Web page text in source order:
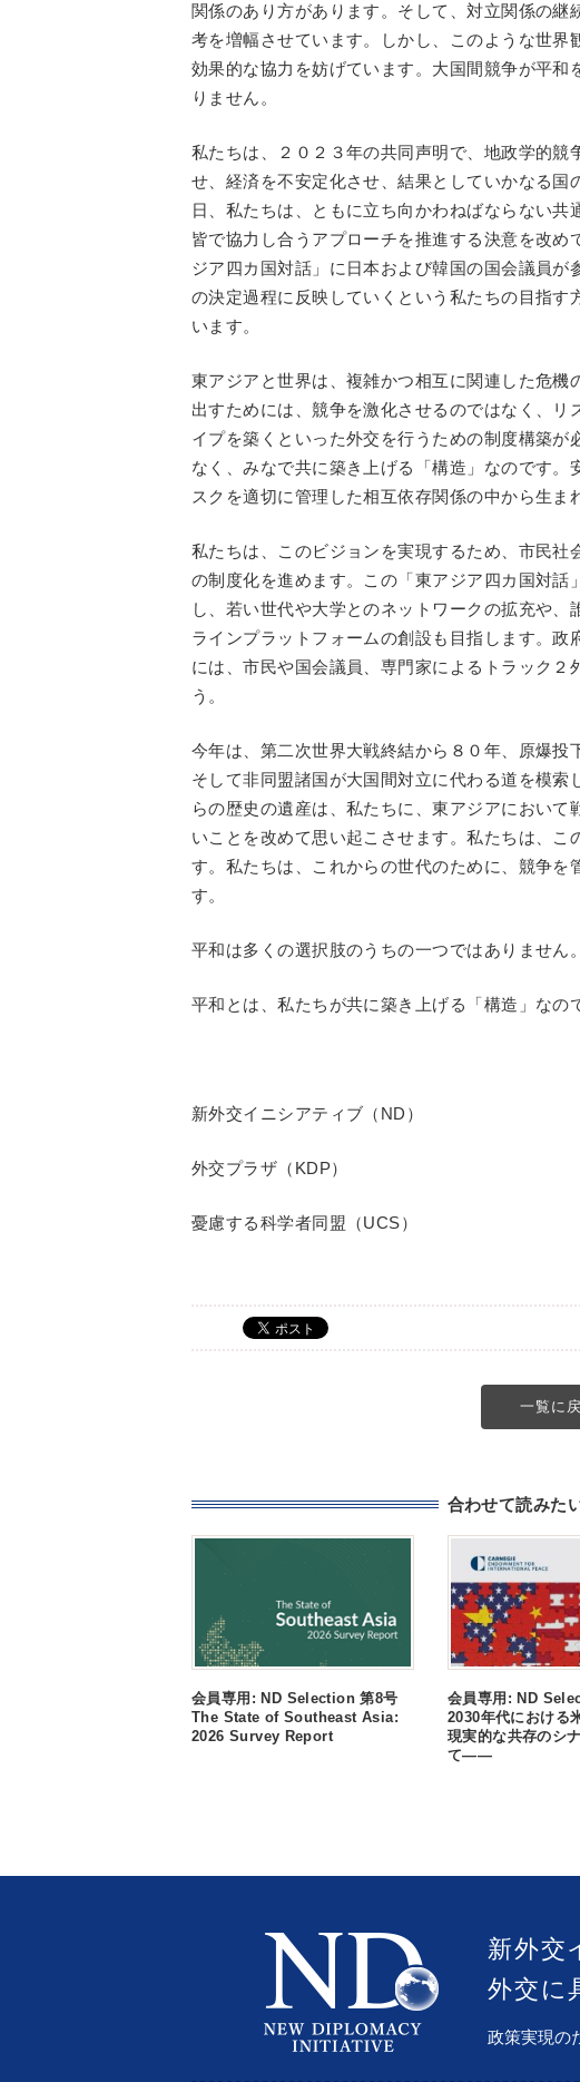
関係のあり方があります。そして、対立関係の
考を増幅させています。しかし、このような世
効果的な協力を妨げています。大国間競争が平
りません。
私たちは、２０２３年の共同声明で、地政学的競
せ、経済を不安定化させ、結果としていかなる国
日、私たちは、ともに立ち向かわねばならない
皆で協力し合うアプローチを推進する決意を改
ジア四カ国対話」に日本および韓国の国会議員
の決定過程に反映していくという私たちの目指す
います。
東アジアと世界は、複雑かつ相互に関連した危
出すためには、競争を激化させるのではなく、
イプを築くといった外交を行うための制度構築
なく、みなで共に築き上げる「構造」なのです。
スクを適切に管理した相互依存関係の中から生ま
私たちは、このビジョンを実現するため、市民社
の制度化を進めます。この「東アジア四カ国対
し、若い世代や大学とのネットワークの拡充や
ラインプラットフォームの創設も目指します。政
には、市民や国会議員、専門家によるトラック２
う。
今年は、第二次世界大戦終結から８０年、原爆投
そして非同盟諸国が大国間対立に代わる道を模
らの歴史の遺産は、私たちに、東アジアにおい
いことを改めて思い起こさせます。私たちは、こ
す。私たちは、これからの世代のために、競争を
す。
平和は多くの選択肢のうちの一つではありません。
平和とは、私たちが共に築き上げる「構造」なの
新外交イニシアティブ（ND）
外交プラザ（KDP）
憂慮する科学者同盟（UCS）
一覧に
合わせて読みた
会員専用: ND Selection 第8号
The State of Southeast Asia:
2026 Survey Report
会員専用: ND
2030年代におけ
現実的な共存のシ
て――
新外交
外交に
政策実現の